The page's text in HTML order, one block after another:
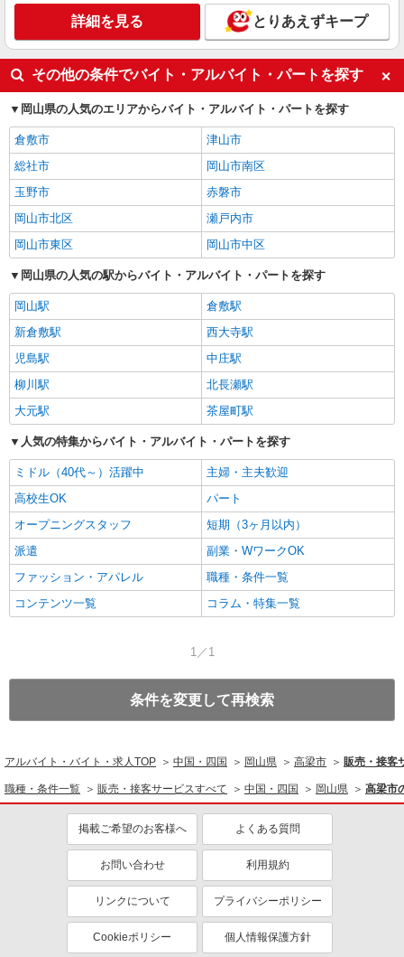
詳細を見る とりあえずキープ
その他の条件でバイト・アルバイト・パートを探す
岡山県の人気のエリアからバイト・アルバイト・パートを探す
倉敷市
津山市
総社市
岡山市南区
玉野市
赤磐市
岡山市北区
瀬戸内市
岡山市東区
岡山市中区
岡山県の人気の駅からバイト・アルバイト・パートを探す
岡山駅
倉敷駅
新倉敷駅
西大寺駅
児島駅
中庄駅
柳川駅
北長瀬駅
大元駅
茶屋町駅
人気の特集からバイト・アルバイト・パートを探す
ミドル（40代～）活躍中
主婦・主夫歓迎
高校生OK
パート
オープニングスタッフ
短期（3ヶ月以内）
派遣
副業・WワークOK
ファッション・アパレル
職種・条件一覧
コンテンツ一覧
コラム・特集一覧
1／1
条件を変更して再検索
アルバイト・バイト・求人TOP 中国・四国 岡山県 高梁市 販売・接客
職種・条件一覧 販売・接客サービスすべて 中国・四国 岡山県 高梁市
掲載ご希望のお客様へ よくある質問
お問い合わせ 利用規約
リンクについて プライバシーポリシー
Cookieポリシー 個人情報保護方針